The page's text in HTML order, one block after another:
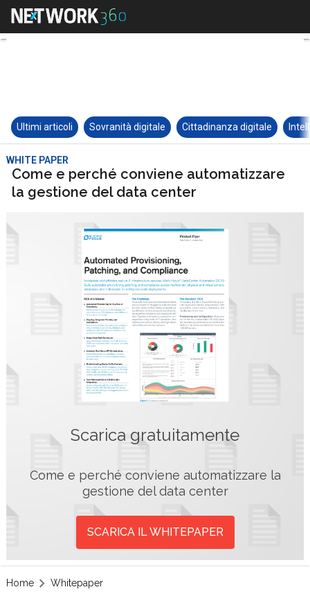
Ultimi articoli Sovranità digitale Cittadinanza digitale
WHITE PAPER
Come e perché conviene automatizzare
la gestione del data center
Scarica gratuitamente
Come e perché conviene automatizzare la
gestione del data center
SCARICA IL WHITEPAPER
Home Whitepaper